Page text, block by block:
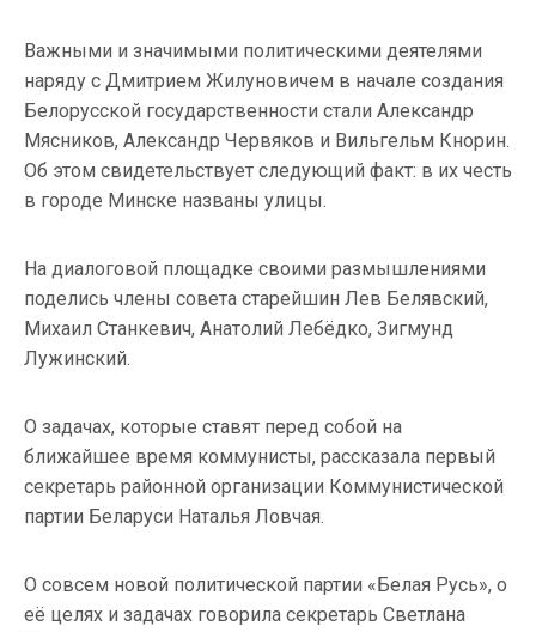
Важными и значимыми политическими деятелями
наряду с Дмитрием Жилуновичем в начале создания
Белорусской государственности стали Александр
Мясников, Александр Червяков и Вильгельм Кнорин.
Об этом свидетельствует следующий факт: в их честь
в городе Минске названы улицы.
На диалоговой площадке своими размышлениями
поделись члены совета старейшин Лев Белявский,
Михаил Станкевич, Анатолий Лебёдко, Зигмунд
Лужинский.
О задачах, которые ставят перед собой на
ближайшее время коммунисты, рассказала первый
секретарь районной организации Коммунистической
партии Беларуси Наталья Ловчая.
О совсем новой политической партии «Белая Русь», о
её целях и задачах говорила секретарь Светлана